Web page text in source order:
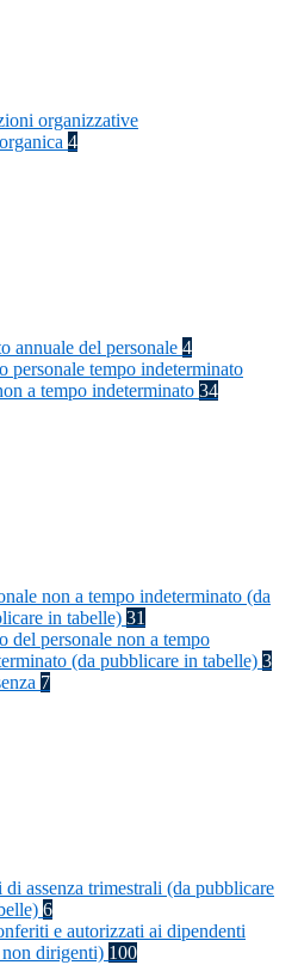
organizzative
4
annuale del personale 4
personale tempo indeterminato
a tempo indeterminato 34
non a tempo indeterminato (da
in tabelle) 31
del personale non a tempo
(da pubblicare in tabelle) 3
7
di assenza trimestrali (da pubblicare
6
e autorizzati ai dipendenti
dirigenti) 100